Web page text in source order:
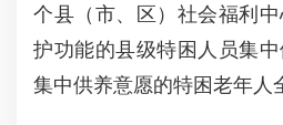
个县（市、区）社会福利
护功能的县级特困人员集
集中供养意愿的特困老年人